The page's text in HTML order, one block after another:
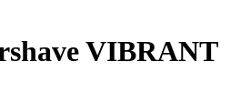
VIBRANT